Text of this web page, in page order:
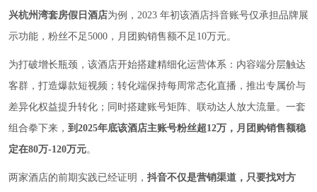
兴杭州湾套房假日酒店为例，2023 年初该酒店抖音账号仅承担品牌展
示功能，粉丝不足5000，月团购销售额不足10万元。
为打破增长瓶颈，该酒店开始搭建精细化运营体系：内容端分层触达
客群，打造爆款短视频；转化端保持每周常态化直播，推出专属价与
差异化权益提升转化；同时搭建账号矩阵、联动达人放大流量。一套
组合拳下来， 到2025年底该酒店主账号粉丝超12万，月团购销售额稳
定在80万-120万元。
两家酒店的前期实践已经证明， 抖音不仅是营销渠道，只要找对方